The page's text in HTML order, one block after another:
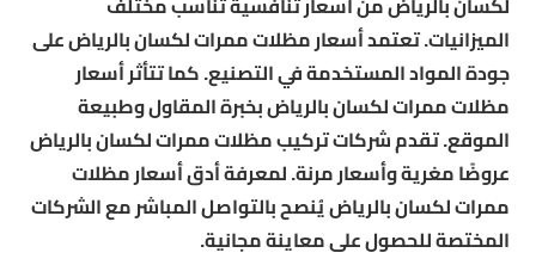
الميزانيات. تعتمد أسعار مظلات ممرات لكسان بالرياض على
جودة المواد المستخدمة في التصنيع. كما تتأثر أسعار
مظلات ممرات لكسان بالرياض بخبرة المقاول وطبيعة
الموقع. تقدم شركات تركيب مظلات ممرات لكسان بالرياض
عروضًا مغرية وأسعار مرنة. لمعرفة أدق أسعار مظلات
ممرات لكسان بالرياض يُنصح بالتواصل المباشر مع الشركات
المختصة للحصول على معاينة مجانية.